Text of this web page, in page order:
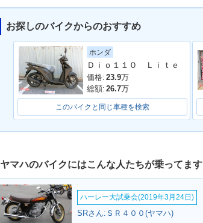
お探しのバイクからのおすすめ
ホンダ
Ｄｉｏ１１０ Ｌｉｔｅ
価格: 23.9万
総額: 26.7万
このバイクと同じ車種を検索
ヤマハのバイクにはこんな人たちが乗ってます
ハーレー大試乗会(2019年3月24日)
SRさん:ＳＲ４００(ヤマハ)